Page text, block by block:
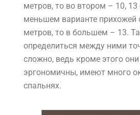
метров, то во втором – 10,
меньшем варианте прихожей
метров, то в большем – 13.
определиться между ними
сложно, ведь кроме этого
эргономичны, имеют много
спальнях.